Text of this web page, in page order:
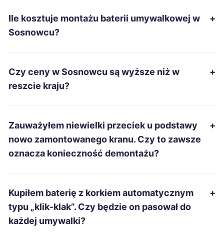
Mysłowice TWÓJ REGION 259 zł
Mielec
Radomsko 260 zł
Tarnobrzeg 261 zł
Piła
Ile kosztuje montażu baterii umywalkowej w
Sosnowcu?
+
Czy ceny w Sosnowcu są wyższe niż w
reszcie kraju?
+
Zauważyłem niewielki przeciek u podstawy
nowo zamontowanego kranu. Czy to zawsze
oznacza konieczność demontażu?
+
Kupiłem baterię z korkiem automatycznym
typu „klik-klak”. Czy będzie on pasował do
każdej umywalki?
+